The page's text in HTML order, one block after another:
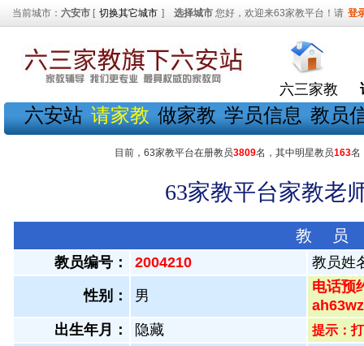
当前城市： 六安市 [ 切换其它城市 ] 选择城市 您好，欢迎来63家教平台！请 登
六三家教
六安站 请家教 做家教 学员信息 教员
目前，63家教平台在册教员3809名，其中明星教员163名
63家教平台家教老
教 员
教员编号： 2004210 教员姓
性别： 男
电话预
出生年月：
隐藏 提示：